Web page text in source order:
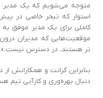
متوجه می‌شویم که یک مدير
استوار که تبحر خاصی در
کاملی برای یک مدیر موفق به
موقعیت‌هایی که مديران
تر هستند، در دسترس نیست.»
بنابراین گرانت و همکارانش
دنبال بهره‌وری و کار‌آيی تیم